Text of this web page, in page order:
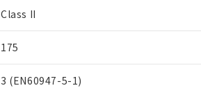
Class II
175
3 (EN60947-5-1)